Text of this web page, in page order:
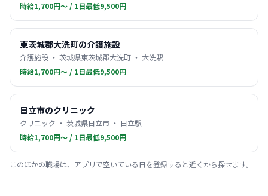
時給1,700円〜 / 1日最低9,500円
東茨城郡大洗町の介護施設
介護施設 ・ 茨城県東茨城郡大洗町 ・ 大洗駅
時給1,700円〜 / 1日最低9,500円
日立市のクリニック
クリニック ・ 茨城県日立市 ・ 日立駅
時給1,700円〜 / 1日最低9,500円
このほかの職場は、アプリで空いている日を登録すると近くから探せます。